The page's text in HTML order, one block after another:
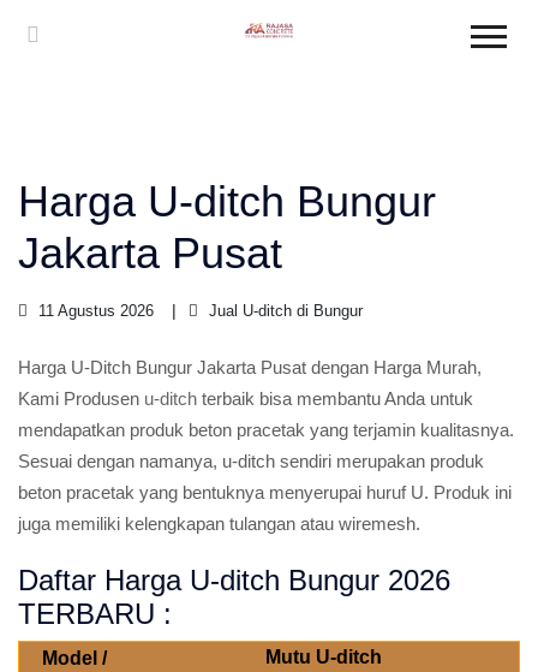
Harga U-ditch Bungur
Jakarta Pusat
11 Agustus 2026 Jual U-ditch di Bungur
Harga U-Ditch Bungur Jakarta Pusat dengan Harga Murah,
Kami Produsen u-ditch terbaik bisa membantu Anda untuk
mendapatkan produk beton pracetak yang terjamin kualitasnya.
Sesuai dengan namanya, u-ditch sendiri merupakan produk
beton pracetak yang bentuknya menyerupai huruf U. Produk ini
juga memiliki kelengkapan tulangan atau wiremesh.
Daftar Harga U-ditch Bungur 2026
TERBARU :
Model /
Mutu U-ditch